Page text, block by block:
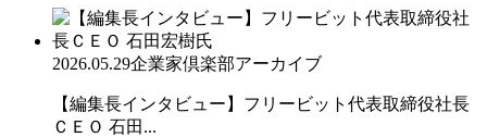
2026.05.29企業家倶楽部アーカイブ
【編集長インタビュー】フリービット代表取締役社長
ＣＥＯ 石田...